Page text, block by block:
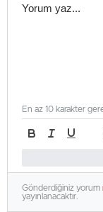
En az 10 karakter
Gönderdiğiniz yorum
yayınlanacaktır.